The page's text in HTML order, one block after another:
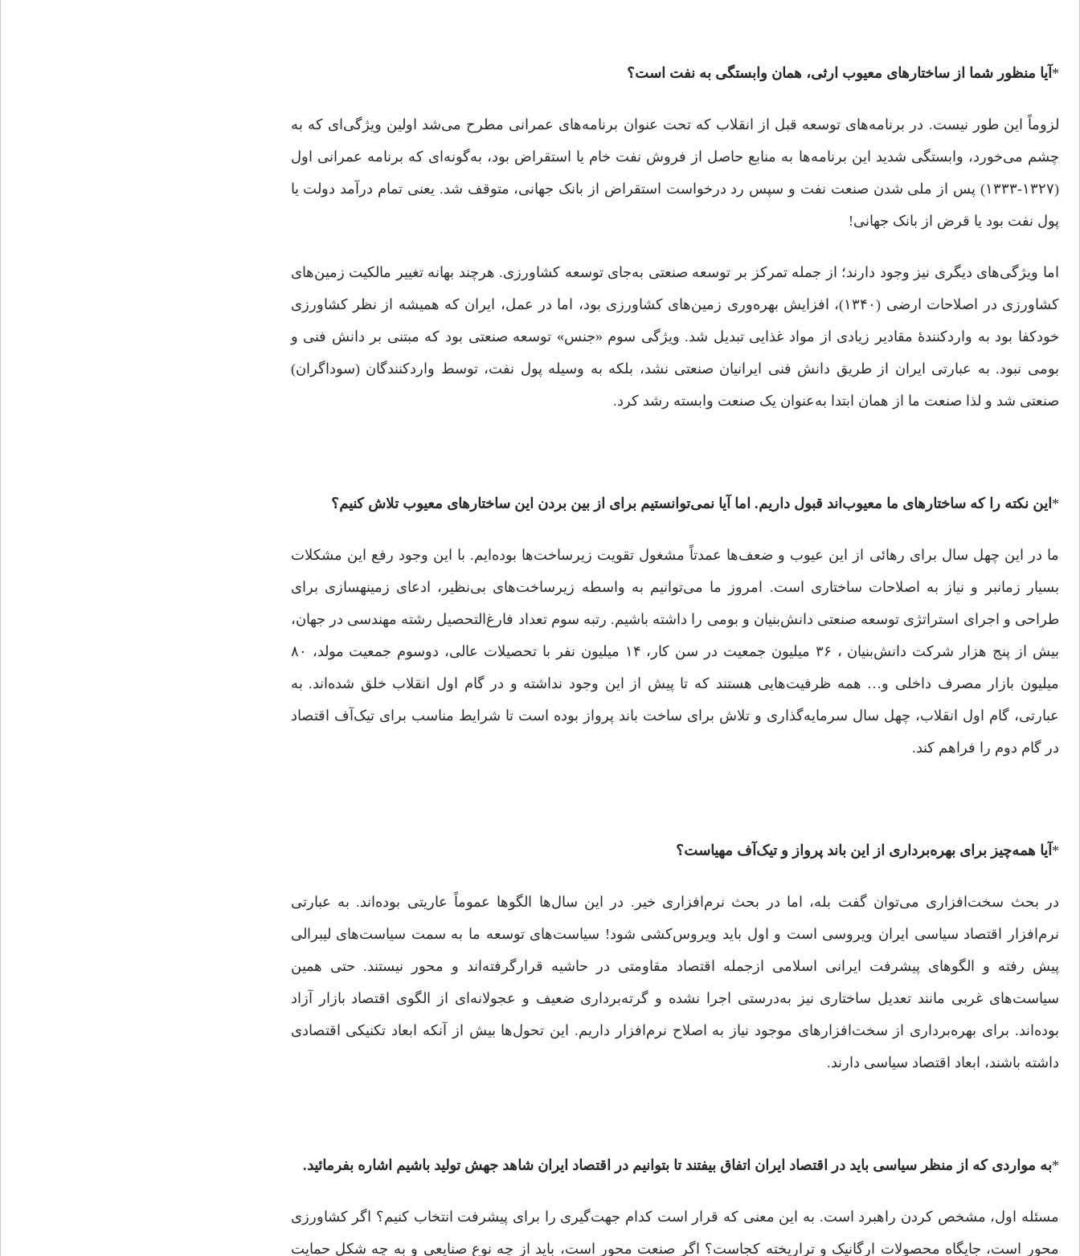
* آیا منظور شما از ساختارهای معیوب ارثی، همان وابستگی به نفت است؟
لزوماً این‌ طور نیست. در برنامه‌های توسعه قبل از انقلاب که تحت عنوان برنامه‌های عمرانی مطرح می‌شد اولین ویژگی‌ای که به
چشم می‌خورد، وابستگی شدید این برنامه‌ها به منابع حاصل از فروش نفت خام یا استقراض بود، به‌گونه‌ای که برنامه عمرانی اول
(١٣٢٧-١٣٣٣) پس از ملی شدن صنعت نفت و سپس رد درخواست استقراض از بانک جهانی، متوقف ‌شد. یعنی تمام درآمد دولت یا
پول نفت بود یا قرض از بانک جهانی!
اما ویژگی‌های دیگری نیز وجود دارند؛ از جمله تمرکز بر توسعه صنعتی به‌جای توسعه کشاورزی. هرچند بهانه تغییر مالکیت زمین‌های
کشاورزی در اصلاحات ارضی (١٣۴٠)، افزایش بهره‌وری زمین‌های کشاورزی بود، اما در عمل، ایران که همیشه از نظر کشاورزی
خودکفا بود به واردکنندۀ مقادیر زیادی از مواد غذایی تبدیل شد. ویژگی سوم «جنس» توسعه صنعتی بود که مبتنی بر دانش فنی و
بومی نبود. به عبارتی ایران از طریق دانش فنی ایرانیان صنعتی‌ نشد، بلکه به ‌وسیله پول نفت، توسط واردکنندگان (سوداگران)
صنعتی شد و لذا صنعت ما از همان ابتدا به‌عنوان یک صنعت وابسته رشد کرد.
* این نکته را که ساختارهای ما معیوب‌اند قبول داریم. اما آیا نمی‌توانستیم برای از بین ‌بردن این ساختارهای معیوب تلاش کنیم؟
ما در این چهل سال برای رهائی از این عیوب و ضعف‌ها عمدتاً مشغول تقویت زیرساخت‌ها بوده‌ایم. با این وجود رفع این مشکلات
بسیار زمانبر و نیاز به اصلاحات ساختاری است. امروز ما می‌توانیم به‌ واسطه زیرساخت‌های بی‌نظیر، ادعای زمینهسازی برای
طراحی و اجرای استراتژی توسعه صنعتی دانش‌بنیان و بومی را داشته باشیم. رتبه سوم تعداد فارغ‌التحصیل رشته مهندسی در جهان،
بیش از پنج هزار شرکت دانش‌بنیان ، ٣۶ میلیون جمعیت در سن کار، ١۴ میلیون نفر با تحصیلات عالی، دوسوم جمعیت مولد، ٨٠
میلیون بازار مصرف داخلی و… همه ظرفیت‌هایی هستند که تا پیش ‌از این وجود نداشته و در گام اول انقلاب خلق ‌شده‌اند. به
عبارتی، گام اول انقلاب، چهل سال سرمایه‌گذاری و تلاش برای ساخت باند پرواز بوده است تا شرایط مناسب برای تیک‌آف اقتصاد
در گام دوم را فراهم کند.
* آیا همه‌چیز برای بهره‌برداری از این باند پرواز و تیک‌آف مهیاست؟
در بحث سخت‌افزاری می‌توان گفت بله، اما در بحث نرم‌افزاری خیر. در این سال‌ها الگوها عموماً عاریتی بوده‌اند. به عبارتی
نرم‌افزار اقتصاد سیاسی ایران ویروسی است و اول باید ویروس‌کشی شود! سیاست‌های توسعه ما به سمت سیاست‌های لیبرالی
پیش رفته و الگوهای پیشرفت ایرانی اسلامی ازجمله اقتصاد مقاومتی در حاشیه قرارگرفته‌اند و محور نیستند. حتی همین
سیاست‌های غربی مانند تعدیل ساختاری نیز به‌درستی اجرا نشده‌ و گرته‌برداری ضعیف و عجولانه‌ای از الگوی اقتصاد بازار آزاد
بوده‌اند. برای بهره‌برداری از سخت‌افزارهای موجود نیاز به اصلاح نرم‌افزار داریم. این تحول‌ها بیش از آنکه ابعاد تکنیکی اقتصادی
داشته باشند، ابعاد اقتصاد سیاسی دارند.
*به مواردی که از منظر سیاسی باید در اقتصاد ایران اتفاق بیفتند تا بتوانیم در اقتصاد ایران شاهد جهش تولید باشیم اشاره بفرمائید.
مسئله اول، مشخص کردن راهبرد است. به این معنی که قرار است کدام جهت‌گیری را برای پیشرفت انتخاب کنیم؟ اگر کشاورزی
محور است، جایگاه محصولات ارگانیک و تراریخته کجاست؟ اگر صنعت محور است، باید از چه نوع صنایعی و به چه شکل حمایت